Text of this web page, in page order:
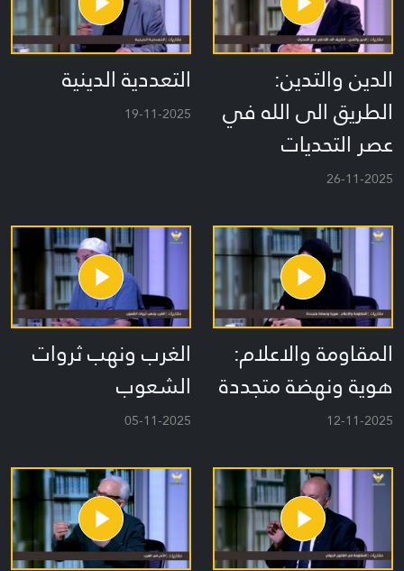
الدين والتدين:
الطريق الى الله في
عصر التحديات
26-11-2025
التعددية الدينية
19-11-2025
المقاومة والاعلام:
هوية ونهضة متجددة
12-11-2025
الغرب ونهب ثروات
الشعوب
05-11-2025